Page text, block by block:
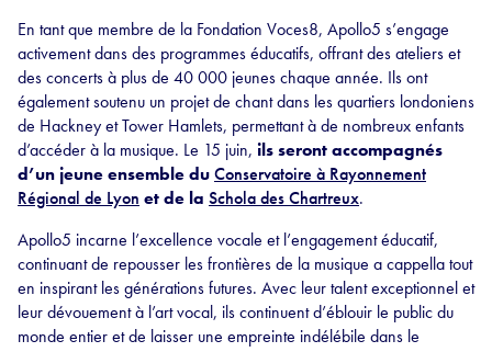
En tant que membre de la Fondation Voces8, Apollo5 s’engage
activement dans des programmes éducatifs, offrant des ateliers et
des concerts à plus de 40 000 jeunes chaque année. Ils ont
également soutenu un projet de chant dans les quartiers londoniens
de Hackney et Tower Hamlets, permettant à de nombreux enfants
d’accéder à la musique. Le 15 juin, ils seront accompagnés
d’un jeune ensemble duConservatoire à Rayonnement
Régional de Lyon et de la Schola des Chartreux.
Apollo5 incarne l’excellence vocale et l’engagement éducatif,
continuant de repousser les frontières de la musique a cappella tout
en inspirant les générations futures. Avec leur talent exceptionnel et
leur dévouement à l’art vocal, ils continuent d’éblouir le public du
monde entier et de laisser une empreinte indélébile dans le